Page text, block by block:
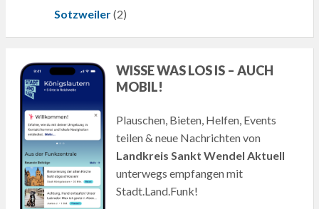
Sotzweiler(2)
WISSE WAS LOS IS – AUCH
MOBIL!
Plauschen, Bieten, Helfen, Events
teilen & neue Nachrichten von
Landkreis Sankt Wendel Aktuell
unterwegs empfangen mit
Stadt.Land.Funk!